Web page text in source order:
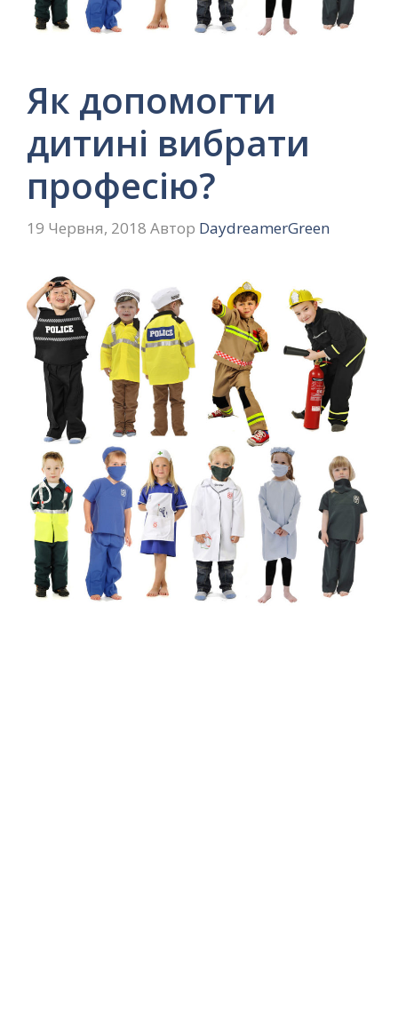
Як допомогти
дитині вибрати
професію?
19 Червня, 2018 Автор DaydreamerGreen